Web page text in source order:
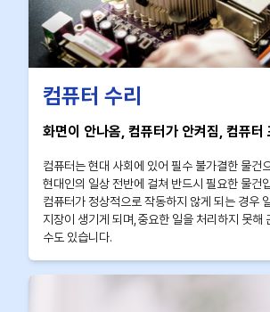
컴퓨터 수리
화면이 안나옴, 컴퓨터가 안켜짐, 컴퓨터
컴퓨터는 현대 사회에 있어 필수 불가결한 물건
현대인의 일상 전반에 걸쳐 반드시 필요한 물건
컴퓨터가 정상적으로 작동하지 않게 되는 경우
지장이 생기게 되며,중요한 일을 처리하지 못해
수도 있습니다.